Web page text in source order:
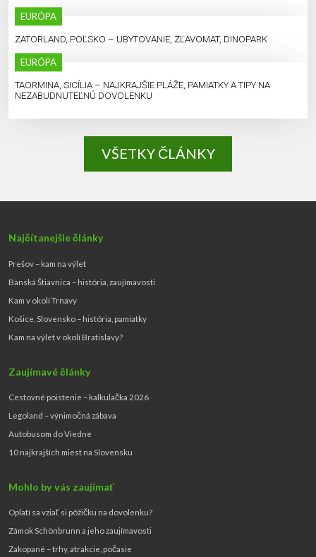
EURÓPA
ZATORLAND, POĽSKO – UBYTOVANIE, ZĽAVOMAT, DINOPARK
EURÓPA
TAORMINA, SICÍLIA – NAJKRAJŠIE PLÁŽE, PAMIATKY A TIPY NA
NEZABUDNUTEĽNÚ DOVOLENKU
VŠETKY ČLÁNKY
Najčítanejšie články
Prešov – kam na výlet
Banská Štiavnica – história, zaujímavosti
Kam v okolí Trnavy
Košice, Slovensko – história, pamiatky
Kam na výlet v okolí Bratislavy?
Zaujímavé články
Cestovné poistenie – kalkulačka 2026
Legoland – výnimočná zábava
Autobusom do Viedne
10 najkrajších miest na Slovensku
Mohlo by vás zaujímať
Oplatí sa vziať si pôžičku na dovolenku?
Zámok Schönbrunn a jeho zaujímavosti
Zakopané – trhy, atrakcie, počasie